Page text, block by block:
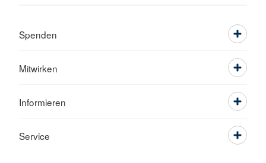
Spenden
Mitwirken
Informieren
Service